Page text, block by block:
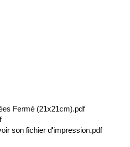
Fermé (21x21cm).pdf
son fichier d'impression.pdf